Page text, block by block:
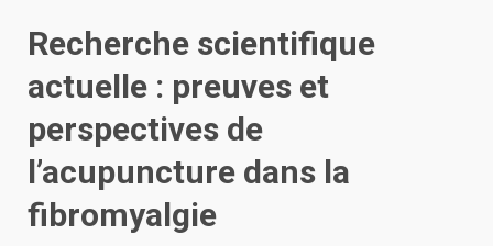
Recherche scientifique
actuelle : preuves et
perspectives de
l’acupuncture dans la
fibromyalgie